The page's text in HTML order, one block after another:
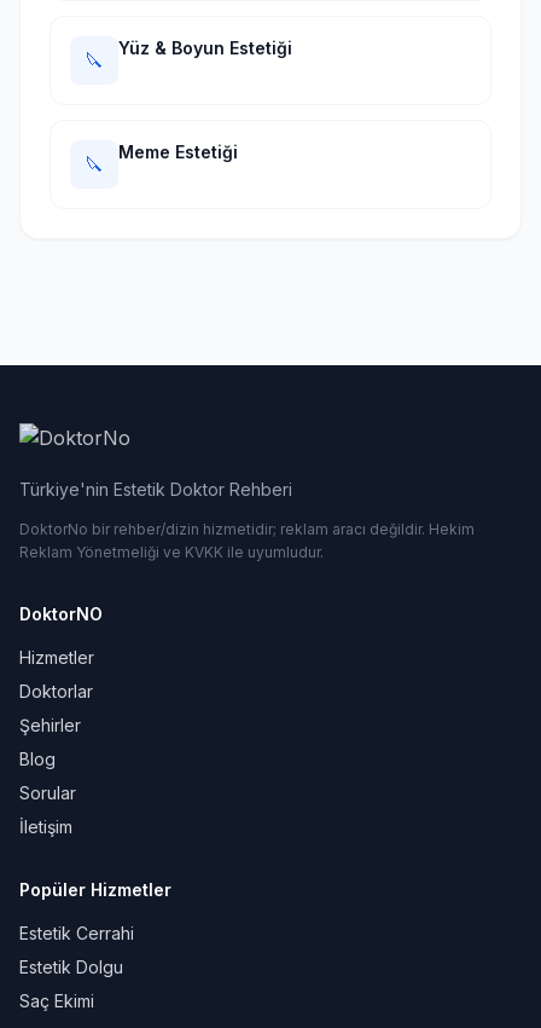
🔪
Yüz & Boyun Estetiği
🔪
Meme Estetiği
Türkiye'nin Estetik Doktor Rehberi
DoktorNo bir rehber/dizin hizmetidir; reklam aracı değildir. Hekim
Reklam Yönetmeliği ve KVKK ile uyumludur.
DoktorNO
Hizmetler
Doktorlar
Şehirler
Blog
Sorular
İletişim
Popüler Hizmetler
Estetik Cerrahi
Estetik Dolgu
Saç Ekimi